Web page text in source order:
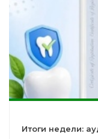
Итоги недели: